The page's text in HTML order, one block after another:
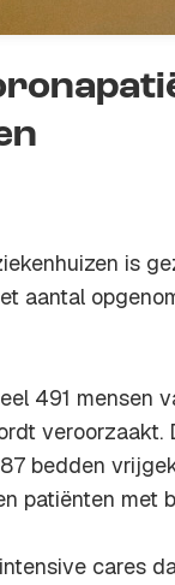
is
aantal
491 mensen
veroorzaakt.
bedden
patiënten met
cares